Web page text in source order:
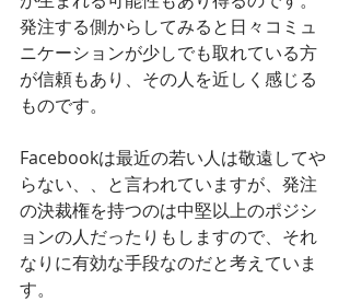
発注する側からしてみると日々コミュ
ニケーションが少しでも取れている方
が信頼もあり、その人を近しく感じる
ものです。
Facebookは最近の若い人は敬遠してや
らない、、と言われていますが、発注
の決裁権を持つのは中堅以上のポジシ
ョンの人だったりもしますので、それ
なりに有効な手段なのだと考えていま
す。